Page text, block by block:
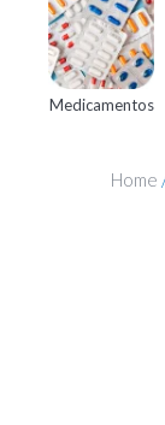
Medicamentos
Home